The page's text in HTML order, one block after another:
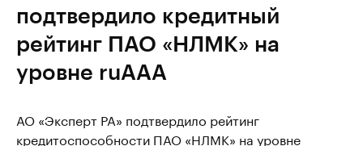
подтвердило кредитный
рейтинг ПАО «НЛМК» на
уровне ruAАA
АО «Эксперт РА» подтвердило рейтинг
кредитоспособности ПАО «НЛМК» на уровне